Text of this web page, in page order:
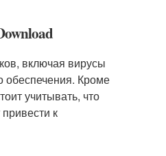
включая вирусы
обеспечения. Кроме
учитывать, что
к